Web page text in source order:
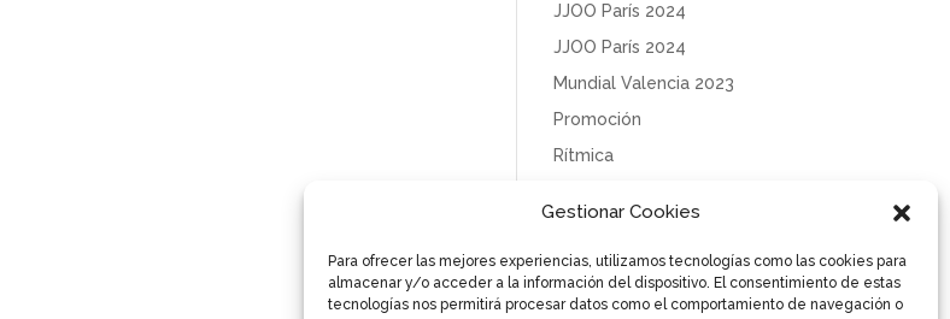
Gestionar Cookies
Para ofrecer las mejores experiencias, utilizamos tecnologías como las cookies para
almacenar y/o acceder a la información del dispositivo. El consentimiento de estas
tecnologías nos permitirá procesar datos como el comportamiento de navegación o
JJOO París 2024
JJOO París 2024
Mundial Valencia 2023
Promoción
Rítmica
Tecnificación
Uncategorized